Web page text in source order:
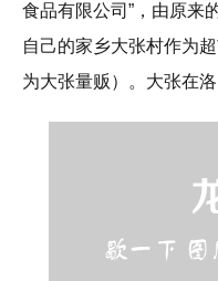
食品有限公司”，由原来
自己的家乡大张村作为
为大张量贩）。大张在